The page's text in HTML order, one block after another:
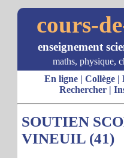
cours-
enseignement
maths, physique,
En ligne| Collège|
Rechercher|
SOUTIEN
VINEUIL (41)